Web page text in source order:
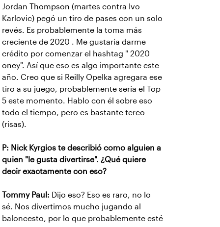
Jordan Thompson (martes contra Ivo
Karlovic) pegó un tiro de pases con un solo
revés. Es probablemente la toma más
creciente de 2020 . Me gustaría darme
crédito por comenzar el hashtag " 2020
oney". Así que eso es algo importante este
año. Creo que si Reilly Opelka agregara ese
tiro a su juego, probablemente sería el Top
5 este momento. Hablo con él sobre eso
todo el tiempo, pero es bastante terco
(risas).
P: Nick Kyrgios te describió como alguien a
quien "le gusta divertirse". ¿Qué quiere
decir exactamente con eso?
Tommy Paul: Dijo eso? Eso es raro, no lo
sé. Nos divertimos mucho jugando al
baloncesto, por lo que probablemente esté